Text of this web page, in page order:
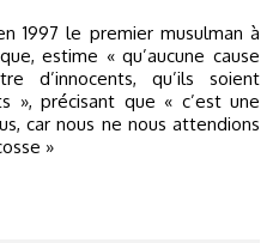
1997 le premier musulman à
estime « qu’aucune cause
d’innocents, qu’ils soient
», précisant que « c’est une
car nous ne nous attendions
»